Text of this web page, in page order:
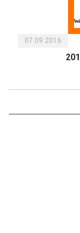
07.09.2016